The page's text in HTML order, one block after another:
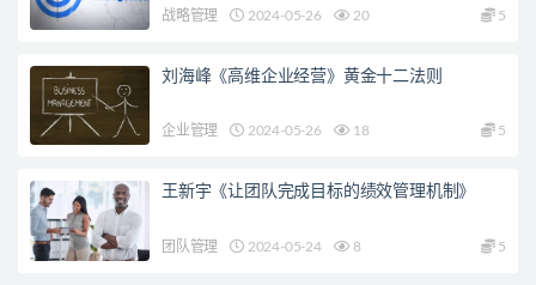
战略管理 2024-05-26 20 5
刘海峰《高维企业经营》黄金十二法则
企业管理 2024-05-26 18 5
王新宇《让团队完成目标的绩效管理机制》
团队管理 2024-05-24 8 5